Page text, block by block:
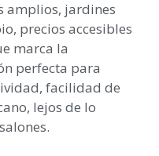
amplios, jardines
precios accesibles
marca la
perfecta para
facilidad de
lejos de lo